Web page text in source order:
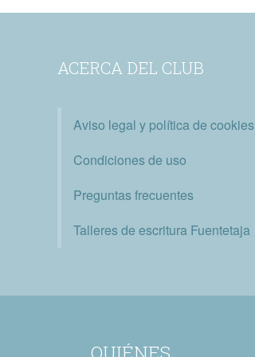
ACERCA DEL CLUB
Aviso legal y política de cookies
Condiciones de uso
Preguntas frecuentes
Talleres de escritura Fuentetaja